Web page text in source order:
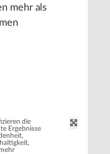
mehr als
die
Ergebnisse